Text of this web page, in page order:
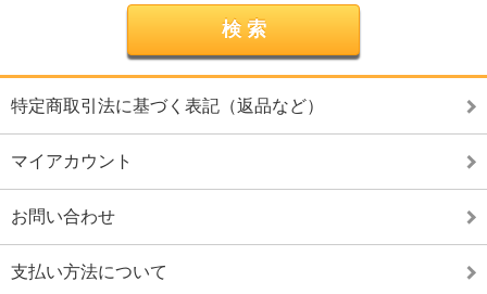
特定商取引法に基づく表記（返品など）
マイアカウント
お問い合わせ
支払い方法について